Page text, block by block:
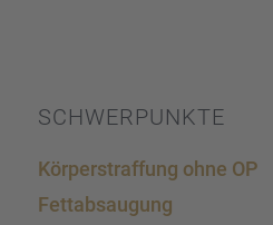
SCHWER­PUNKTE
Körper­straf­fung ohne OP
Fettab­sau­gung